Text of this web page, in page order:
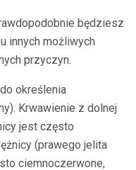
będziesz
innych możliwych
przyczyn.
określenia
Krwawienie z dolnej
jest często
(prawego jelita
ciemnoczerwone,